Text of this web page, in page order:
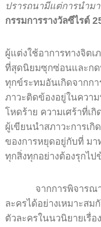
ปรารถนามีแต่การนำม
กรรมการรางวัลซีไรต์
ผู้แต่งใช้อาการทางจิต
ที่สุดนิยมซุกซ่อนและกด
ทุกข์ระทมอันเกิดจากก
ภาวะติดข้องอยู่ใน
โหดร้าย ความเศร้าที่เ
ผู้เขียนนำสภาวะการเ
ของการหยุดอยู่กับที่ ม
ทุกสิ่งทุกอย่างต้องรุกไป
จากการพิจารณาตั
ละครได้อย่างเหมาะสม
ตัวละครในนวนิยายเรื่